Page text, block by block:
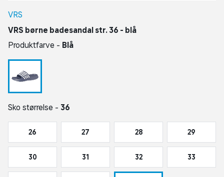
VRS
VRS børne badesandal str. 36 - blå
Produktfarve - Blå
Sko størrelse - 36
26 27 28 29
30 31 32 33